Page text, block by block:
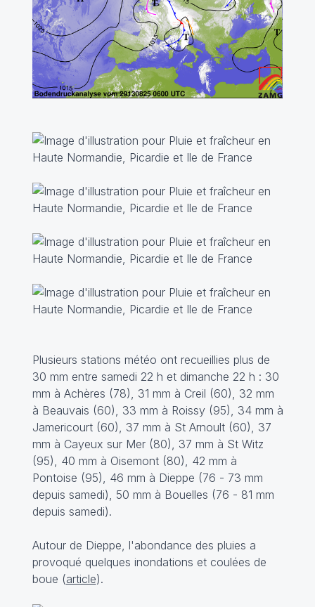
Plusieurs stations météo ont recueillies plus de
30 mm entre samedi 22 h et dimanche 22 h : 30
mm à Achères (78), 31 mm à Creil (60), 32 mm
à Beauvais (60), 33 mm à Roissy (95), 34 mm à
Jamericourt (60), 37 mm à St Arnoult (60), 37
mm à Cayeux sur Mer (80), 37 mm à St Witz
(95), 40 mm à Oisemont (80), 42 mm à
Pontoise (95), 46 mm à Dieppe (76 - 73 mm
depuis samedi), 50 mm à Bouelles (76 - 81 mm
depuis samedi).
Autour de Dieppe, l'abondance des pluies a
provoqué quelques inondations et coulées de
boue (article).